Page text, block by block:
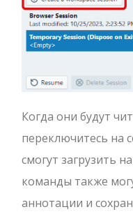
Когда они будут
переключитесь на
смогут загрузить
команды также
аннотации и